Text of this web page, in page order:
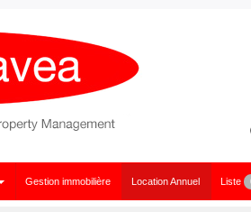
Gestion immobilière Location Annuel Liste